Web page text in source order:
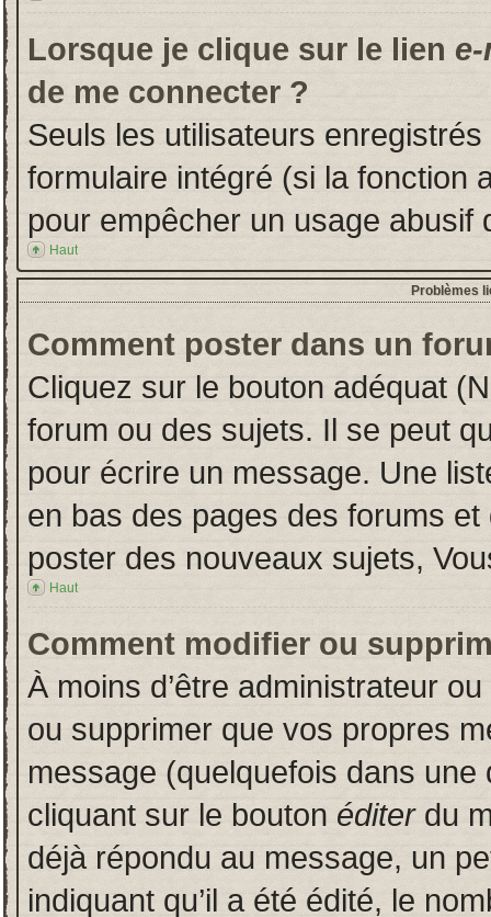
Lorsque je clique sur le lien
de me connecter ?
Seuls les utilisateurs
formulaire intégré (si la fonction
pour empêcher un usage abusif
Haut
Problèmes
Comment poster dans un
Cliquez sur le bouton adéquat
forum ou des sujets. Il se peut
pour écrire un message. Une
en bas des pages des forums
poster des nouveaux sujets,
Haut
Comment modifier ou
À moins d’être administrateur
ou supprimer que vos propres
message (quelquefois dans
cliquant sur le bouton éditerdu
déjà répondu au message, un
indiquant qu’il a été édité, le